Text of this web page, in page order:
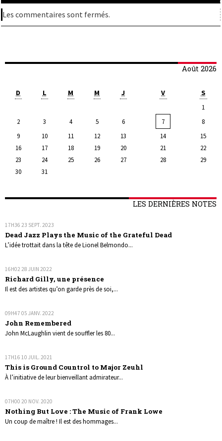
Août 2026
D L M M J V S
1
2
3 4 5 6 7
8
9
10 11 12 13 14
15
16
17 18 19 20 21
22
23
24 25 26 27 28
29
30
31
LES DERNIÈRES NOTES
17H36 23 SEPT. 2023
Dead Jazz Plays the Music of the Grateful Dead
L’idée trottait dans la tête de Lionel Belmondo...
16H02 28 JUIN 2022
Richard Gilly, une présence
Il est des artistes qu’on garde près de soi,...
09H47 05 JANV. 2022
John Remembered
John McLaughlin vient de souffler les 80...
17H16 10 JUIL. 2021
This is Ground Countrol to Major Zeuhl
À l’initiative de leur bienveillant admirateur...
07H00 20 NOV. 2020
Nothing But Love : The Music of Frank Lowe
Un coup de maître ! Il est des hommages...
Les commentaires sont fermés.